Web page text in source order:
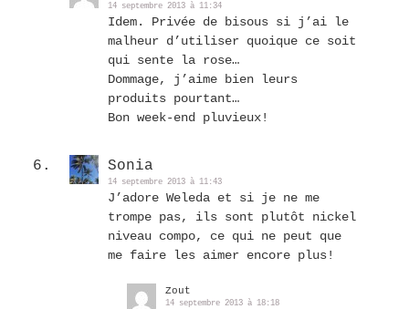
14 septembre 2013 à 11:34
Idem. Privée de bisous si j’ai le
malheur d’utiliser quoique ce soit
qui sente la rose…
Dommage, j’aime bien leurs
produits pourtant…
Bon week-end pluvieux!
Sonia
14 septembre 2013 à 11:43
J’adore Weleda et si je ne me
trompe pas, ils sont plutôt nickel
niveau compo, ce qui ne peut que
me faire les aimer encore plus!
Zout
14 septembre 2013 à 18:18